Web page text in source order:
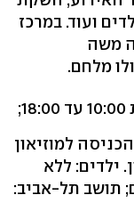
ועוד. במרכז
משה
12.10.14 עד ה-14.10.14 בשעות 10:00 עד 18:00;
למוזיאון
ילדים: ללא
מבוגרים: 48 שקלים; תושב תל-אביב: